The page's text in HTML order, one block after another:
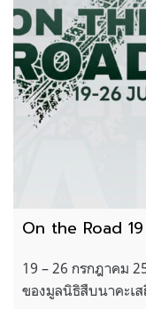
On the Road
19 – 26 กรกฎาคม
ของมูลนิธิสืบนาคะเ